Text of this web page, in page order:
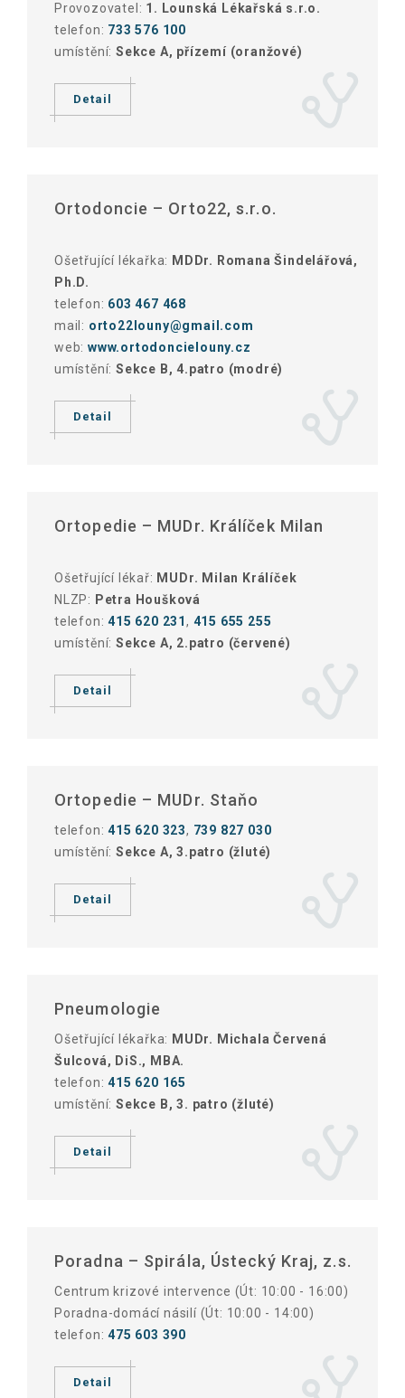
Provozovatel: 1. Lounská Lékařská s.r.o.
telefon: 733 576 100
umístění: Sekce A, přízemí (oranžové)
Detail
Ortodoncie – Orto22, s.r.o.
Ošetřující lékařka: MDDr. Romana Šindelářová,
Ph.D.
telefon: 603 467 468
mail: orto22louny@gmail.com
web: www.ortodoncielouny.cz
umístění: Sekce B, 4.patro (modré)
Detail
Ortopedie – MUDr. Králíček Milan
Ošetřující lékař: MUDr. Milan Králíček
NLZP: Petra Houšková
telefon:415 620 231, 415 655 255
umístění: Sekce A, 2.patro (červené)
Detail
Ortopedie – MUDr. Staňo
telefon:415 620 323, 739 827 030
umístění: Sekce A, 3.patro (žluté)
Detail
Pneumologie
Ošetřující lékařka: MUDr. Michala Červená
Šulcová, DiS., MBA.
telefon:415 620 165
umístění: Sekce B, 3. patro (žluté)
Detail
Poradna – Spirála, Ústecký Kraj, z.s.
Centrum krizové intervence (Út: 10:00 - 16:00)
Poradna-domácí násilí (Út: 10:00 - 14:00)
telefon:475 603 390
Detail